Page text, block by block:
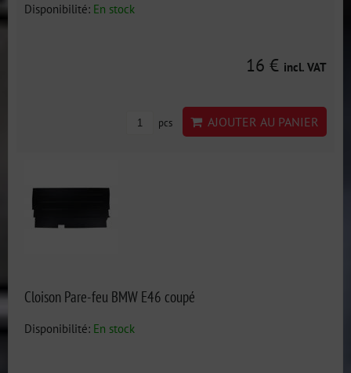
Disponibilité: En stock
16 € incl. VAT
pcs AJOUTER AU PANIER
Cloison Pare-feu BMW E46 coupé
Disponibilité: En stock